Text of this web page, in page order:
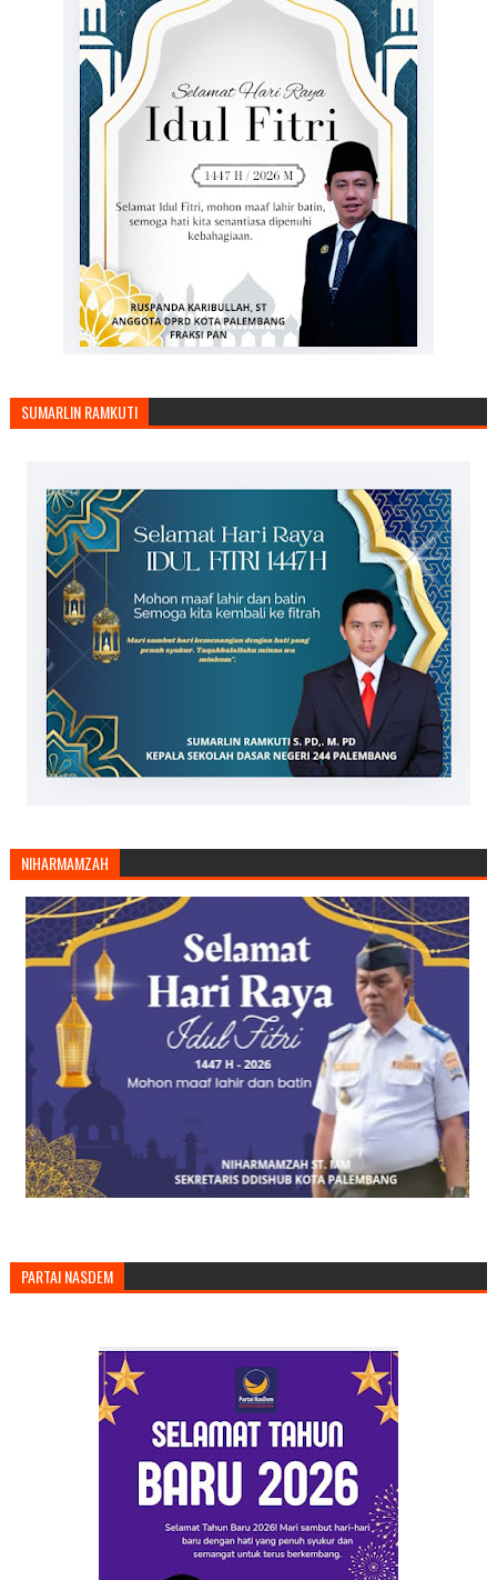
SUMARLIN RAMKUTI
NIHARMAMZAH
PARTAI NASDEM